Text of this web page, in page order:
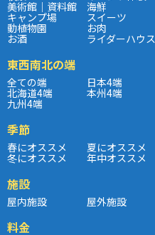
美術館｜資料館 海鮮
キャンプ場 スイーツ
動植物園 お肉
お酒 ライダーハウス
東西南北の端
全ての端 日本4端
北海道4端 本州4端
九州4端
季節
春にオススメ 夏にオススメ
冬にオススメ 年中オススメ
施設
屋内施設 屋外施設
料金